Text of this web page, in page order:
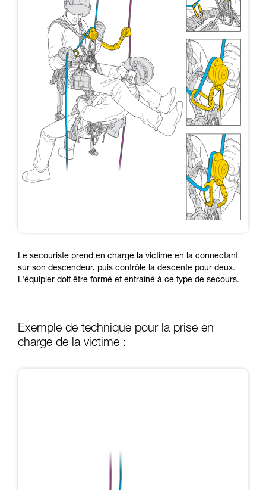
Le secouriste prend en charge la victime en la connectant
sur son descendeur, puis contrôle la descente pour deux.
L’équipier doit être formé et entraîné à ce type de secours.
Exemple de technique pour la prise en
charge de la victime :